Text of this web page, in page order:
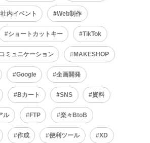
社内イベント Web制作
ショートカットキー TikTok
ミュニケーション MAKESHOP
Google 企画開発
Bカート SNS 資料
ル FTP 楽々BtoB
作成 便利ツール XD